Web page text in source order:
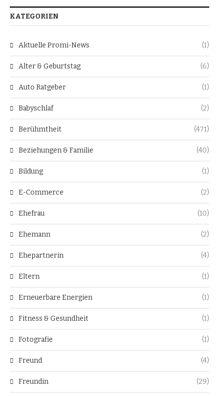
KATEGORIEN
Aktuelle Promi-News (1)
Alter & Geburtstag (6)
Auto Ratgeber (1)
Babyschlaf (2)
Berühmtheit (471)
Beziehungen & Familie (40)
Bildung (1)
E-Commerce (2)
Ehefrau (10)
Ehemann (2)
Ehepartnerin (4)
Eltern (1)
Erneuerbare Energien (1)
Fitness & Gesundheit (1)
Fotografie (1)
Freund (4)
Freundin (29)